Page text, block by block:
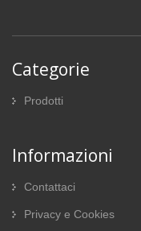
Categorie
Prodotti
Informazioni
Contattaci
Privacy e Cookies